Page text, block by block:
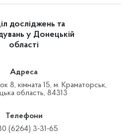
досліджень та
у Донецькій
області
Адреса
8, кімната 15, м. Краматорськ,
область, 84313
Телефони
(6264) 3-31-65